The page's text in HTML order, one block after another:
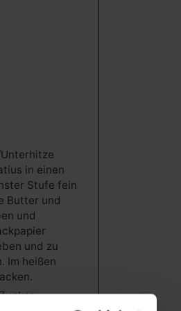
in einen
Stufe fein
Butter und
und
und zu
Im heißen